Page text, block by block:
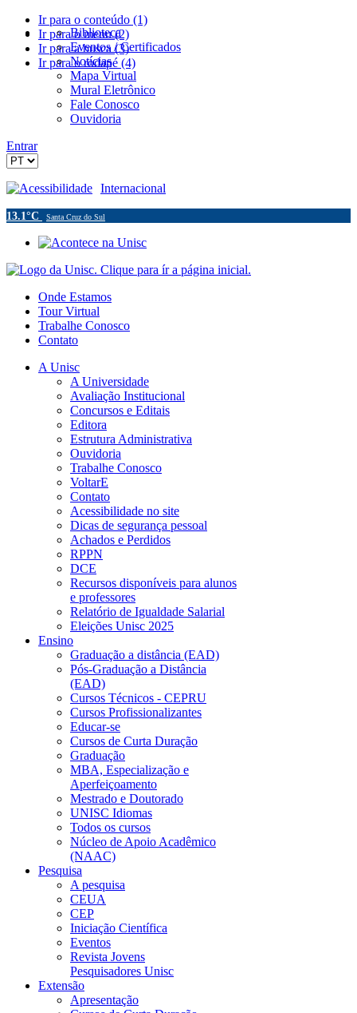
Ir para o conteúdo (1)
Ir para o menu (2)
Ir para a busca (3)
Ir para o rodapé (4)
Biblioteca
Eventos / Certificados
Notícias
Mapa Virtual
Mural Eletrônico
Fale Conosco
Ouvidoria
Entrar
Acessibilidade Internacional
13.1°C Santa Cruz do Sul
Onde Estamos
Tour Virtual
Trabalhe Conosco
Contato
A Unisc
A Universidade
Avaliação Institucional
Concursos e Editais
Editora
Estrutura Administrativa
Ouvidoria
Trabalhe Conosco
VoltarE
Contato
Acessibilidade no site
Dicas de segurança pessoal
Achados e Perdidos
RPPN
DCE
Recursos disponíveis para alunos
e professores
Relatório de Igualdade Salarial
Eleições Unisc 2025
Ensino
Graduação a distância (EAD)
Pós-Graduação a Distância
(EAD)
Cursos Técnicos - CEPRU
Cursos Profissionalizantes
Educar-se
Cursos de Curta Duração
Graduação
MBA, Especialização e
Aperfeiçoamento
Mestrado e Doutorado
UNISC Idiomas
Todos os cursos
Núcleo de Apoio Acadêmico
(NAAC)
Pesquisa
A pesquisa
CEUA
CEP
Iniciação Científica
Eventos
Revista Jovens
Pesquisadores Unisc
Extensão
Apresentação